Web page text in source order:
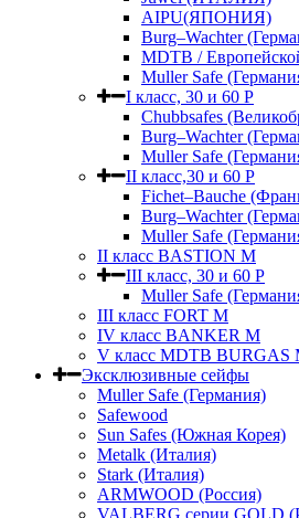
AIPU(ЯПОНИЯ)
Burg–Wachter
MDTB /
Muller Safe
I класс, 30 и 60 P
Chubbsafes
Burg–Wachter
Muller Safe
II класс,30 и 60 P
Fichet–Bauche
Burg–Wachter
Muller Safe
II класс BASTION M
III класс, 30 и 60 P
Muller Safe
III класс FORT M
IV класс BANKER M
V класс МDTB BURGAS
Эксклюзивные сейфы
Muller Safe (Германия)
Safewood
Sun Safes (Южная Корея)
Metalk (Италия)
Stark (Италия)
ARMWOOD (Россия)
VALBERG серии GOLD